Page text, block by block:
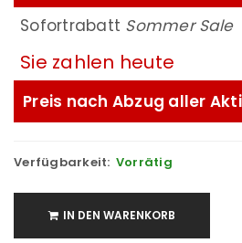
Sofortrabatt Sommer Sale
Sie zahlen heute
Preis nach Abzug aller
Verfügbarkeit: Vorrätig
IN DEN WARENKORB